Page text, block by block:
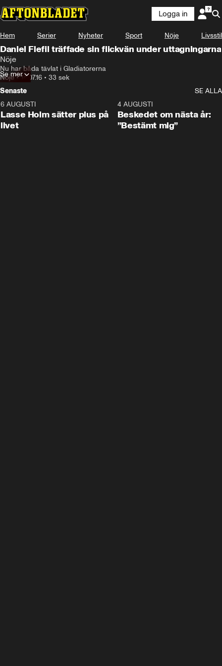
Logga in
Hem Serier Nyheter Sport Nöje Livsstil
Daniel Flefil träffade sin flickvän under uttagningarna
Nöje
Nu har båda tävlat i Gladiatorerna
Nöje•14.07.16 • 33 sek
Se mer
Senaste
SE ALLA
6 AUGUSTI
Lasse Holm sätter plus på
livet
4 AUGUSTI
Beskedet om nästa år:
”Bestämt mig”